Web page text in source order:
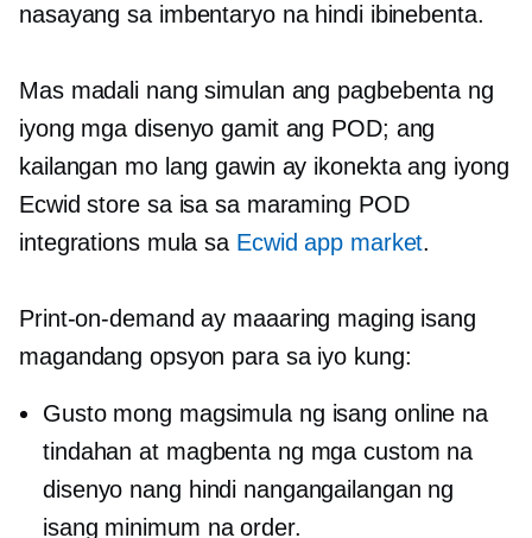
nasayang sa imbentaryo na hindi ibinebenta.
Mas madali nang simulan ang pagbebenta ng
iyong mga disenyo gamit ang POD; ang
kailangan mo lang gawin ay ikonekta ang iyong
Ecwid store sa isa sa maraming POD
integrations mula sa Ecwid app market.
Print-on-demand ay maaaring maging isang
magandang opsyon para sa iyo kung:
Gusto mong magsimula ng isang online na
tindahan at magbenta ng mga custom na
disenyo nang hindi nangangailangan ng
isang minimum na order.